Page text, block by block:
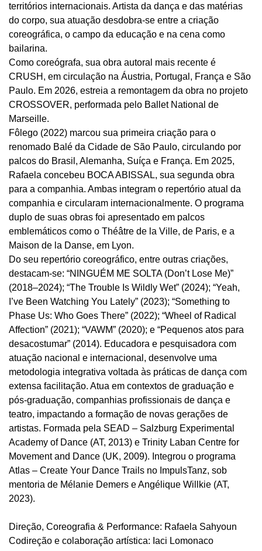
territórios internacionais. Artista da dança e das matérias
do corpo, sua atuação desdobra-se entre a criação
coreográfica, o campo da educação e na cena como
bailarina.
Como coreógrafa, sua obra autoral mais recente é
CRUSH, em circulação na Áustria, Portugal, França e São
Paulo. Em 2026, estreia a remontagem da obra no projeto
CROSSOVER, performada pelo Ballet National de
Marseille.
Fôlego (2022) marcou sua primeira criação para o
renomado Balé da Cidade de São Paulo, circulando por
palcos do Brasil, Alemanha, Suíça e França. Em 2025,
Rafaela concebeu BOCA ABISSAL, sua segunda obra
para a companhia. Ambas integram o repertório atual da
companhia e circularam internacionalmente. O programa
duplo de suas obras foi apresentado em palcos
emblemáticos como o Théâtre de la Ville, de Paris, e a
Maison de la Danse, em Lyon.
Do seu repertório coreográfico, entre outras criações,
destacam-se: “NINGUÉM ME SOLTA (Don’t Lose Me)”
(2018–2024); “The Trouble Is Wildly Wet” (2024); “Yeah,
I’ve Been Watching You Lately” (2023); “Something to
Phase Us: Who Goes There” (2022); “Wheel of Radical
Affection” (2021); “VAWM” (2020); e “Pequenos atos para
desacostumar” (2014). Educadora e pesquisadora com
atuação nacional e internacional, desenvolve uma
metodologia integrativa voltada às práticas de dança com
extensa facilitação. Atua em contextos de graduação e
pós-graduação, companhias profissionais de dança e
teatro, impactando a formação de novas gerações de
artistas. Formada pela SEAD – Salzburg Experimental
Academy of Dance (AT, 2013) e Trinity Laban Centre for
Movement and Dance (UK, 2009). Integrou o programa
Atlas – Create Your Dance Trails no ImpulsTanz, sob
mentoria de Mélanie Demers e Angélique Willkie (AT,
2023).
Direção, Coreografia & Performance: Rafaela Sahyoun
Codireção e colaboração artística: Iaci Lomonaco